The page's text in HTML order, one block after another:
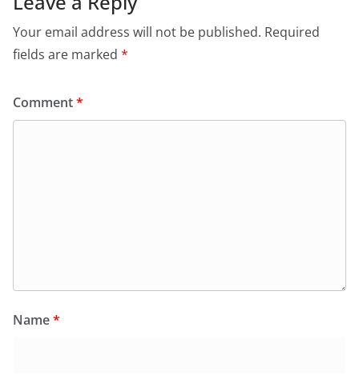
Your email address will not be published. Required
fields are marked *
Comment*
Name*